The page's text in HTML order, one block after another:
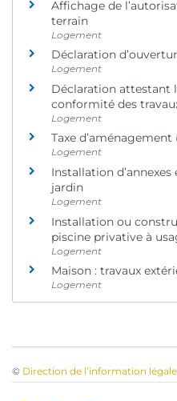
Affichage de
terrain
Logement
Déclaration
Logement
Déclaration attestant
conformité des
Logement
Taxe d’aménagement
Logement
Installation
jardin
Logement
Installation ou
piscine privative à
Logement
Maison : travaux
Logement
© Direction de l’information